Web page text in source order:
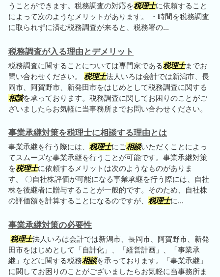
うことができます。税務調査の対応を税理士に依頼すること
によって次のようなメリットがあります。 ・時間を税務調査
に取られずに済む税務調査が来ると、税務署の...
税務調査が入る理由とデメリット
税務調査に関することについては専門家である税理士までお
問い合わせください。 税理士法人いろは会計では新潟市、長
岡市、阿賀野市、新発田市をはじめとして税務調査に関する
相談を承っております。税務調査に関してお困りのことがご
ざいましたらお気軽に当事務所までお問い合わせください。
事業承継対策を税理士に相談する理由とは
事業承継を行う際には、 税理士にご相談いただくことによっ
てスムーズな事業承継を行うことが可能です。事業承継対策
を税理士に依頼するメリットは次のようなものがありま
す。 〇自社株評価が可能になる事業承継を行う際には、自社
株を後継者に贈与することが一般的です。そのため、自社株
の評価額を計算することになるのですが、 税理士に...
事業承継対策の必要性
税理士法人いろは会計では新潟市、長岡市、阿賀野市、新発
田市をはじめとして「自計化」、「経営計画」、「事業承
継」などに関する税務相談を承っております。「事業承継」
に関してお困りのことがございましたらお気軽に当事務所ま